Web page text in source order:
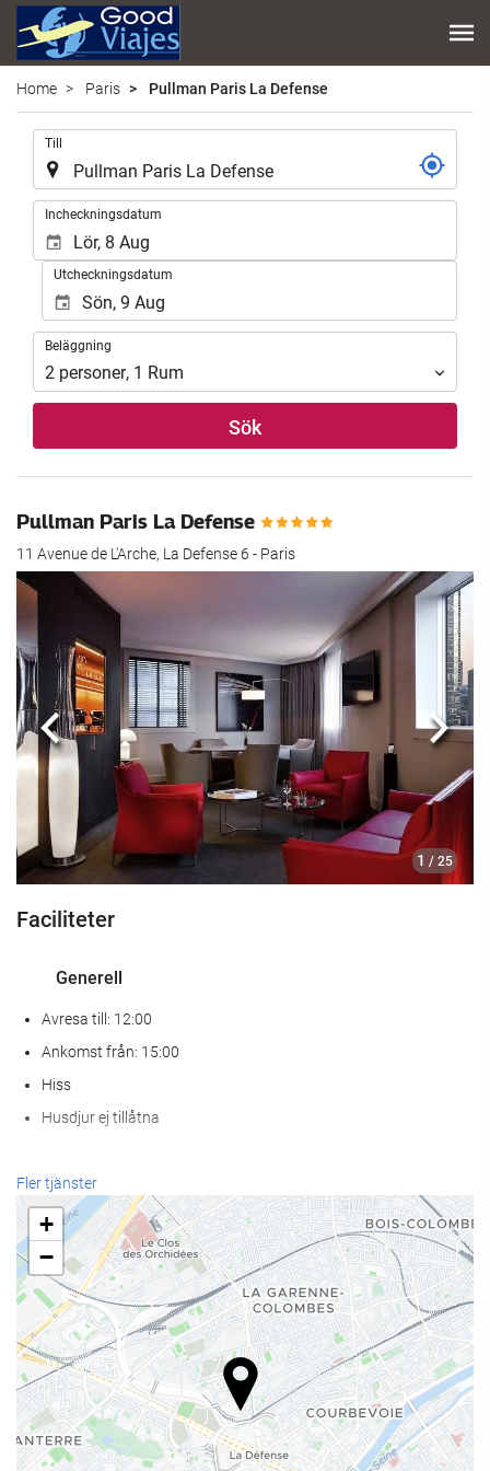
Home Paris Pullman Paris La Defense
Till
Incheckningsdatum
Utcheckningsdatum
Beläggning
Beläggning
2 personer, 1 Rum
Sök
Pullman Paris La Defense
11 Avenue de L'Arche, La Defense 6 - Paris
1 / 25
Föregående
Faciliteter
Generell
Avresa till: 12:00
Ankomst från: 15:00
Hiss
Husdjur ej tillåtna
Hälsa
Spa
Hamambad
gym
Receptionstjänster
24-timmarsreception
Bagageförvaring
Fler tjänster
+
−